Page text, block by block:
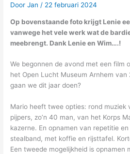
DoorJan / 22 februari 2024
Op bovenstaande foto krijgt Lenie
vanwege het vele werk wat de
meebrengt. Dank Lenie en Wim….!
We begonnen de avond met een film
het Open Lucht Museum Arnhem
gaan we dit jaar doen?
Mario heeft twee opties: rond muziek
pijpers, zo’n 40 man, van het Korps
kazerne. En opnamen van repetitie
stealband, met koffie en rijsttafel.
Een tweede mogelijkheid is opnamen